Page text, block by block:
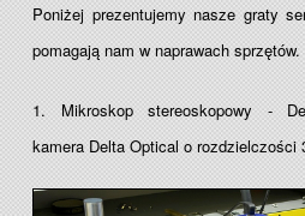
Poniżej prezentujemy nasze graty
pomagają nam w naprawach sprzętów.
1. Mikroskop stereoskopowy -
kamera Delta Optical o rozdzielczości